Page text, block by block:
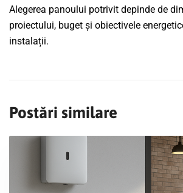
Alegerea panoului potrivit depinde de
proiectului, buget și obiectivele
instalații.
Postări similare